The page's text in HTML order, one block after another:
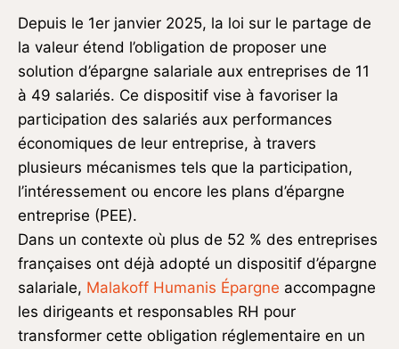
Depuis le 1er janvier 2025, la loi sur le partage de
la valeur étend l’obligation de proposer une
solution d’épargne salariale aux entreprises de 11
à 49 salariés. Ce dispositif vise à favoriser la
participation des salariés aux performances
économiques de leur entreprise, à travers
plusieurs mécanismes tels que la participation,
l’intéressement ou encore les plans d’épargne
entreprise (PEE).
Dans un contexte où plus de 52 % des entreprises
françaises ont déjà adopté un dispositif d’épargne
salariale, Malakoff Humanis Épargne accompagne
les dirigeants et responsables RH pour
transformer cette obligation réglementaire en un